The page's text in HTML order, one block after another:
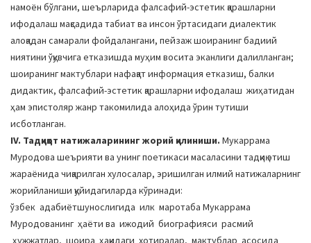
намоён бўлгани, шеърларида фалсафий-эстетик қарашларни
ифодалаш мақсадида табиат ва инсон ўртасидаги диалектик
алоқадан самарали фойдалангани, пейзаж шоиранинг бадиий
ниятини ўқувчига етказишда муҳим восита эканлиги далилланган;
шоиранинг мактублари нафақат информация етказиш, балки
дидактик, фалсафий-эстетик қарашларни ифодалаш жиҳатидан
ҳам эпистоляр жанр такомилида алоҳида ўрин тутиши
исботланган.
IV. Тадқиқот натижаларининг жорий қилиниши. Мукаррама
Муродова шеърияти ва унинг поетикаси масаласини тадқиқ этиш
жараёнида чиқарилган хулосалар, эришилган илмий натижаларнинг
жорийланиши қуйидагиларда кўринади:
ўзбек адабиётшунослигида илк маротаба Мукаррама
Муродованинг ҳаёти ва ижодий биографияси расмий
ҳужжатлар, шоира ҳақидаги хотиралар, мактублар асосида